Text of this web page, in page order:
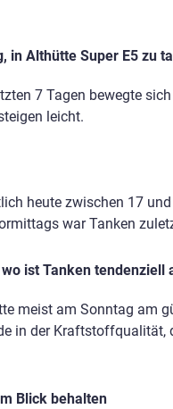
in Althütte Super E5 zu
7 Tagen bewegte
leicht.
heute zwischen 17
war Tanken
ist Tanken tendenziell
meist am Sonntag am
in der
Blick behalten